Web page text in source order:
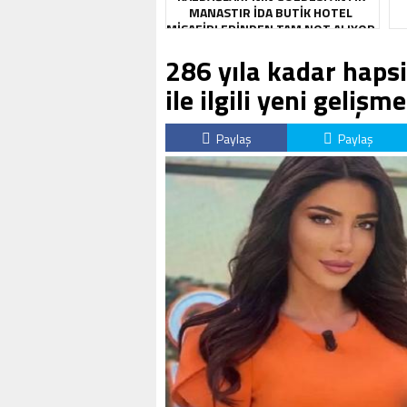
MANASTIR İDA BUTIK HOTEL
MISAFIRLERINDEN TAM NOT ALIYOR
286 yıla kadar
ile ilgili yeni gelişme
Paylaş Paylaş